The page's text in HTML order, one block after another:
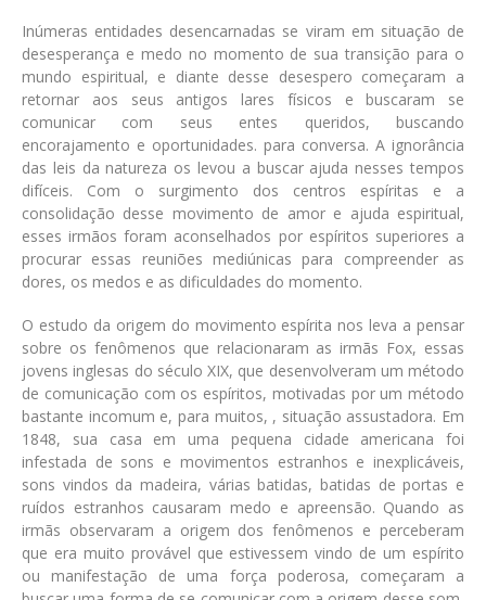
Inúmeras entidades desencarnadas se viram em situação de
desesperança e medo no momento de sua transição para o
mundo espiritual, e diante desse desespero começaram a
retornar aos seus antigos lares físicos e buscaram se
comunicar com seus entes queridos, buscando
encorajamento e oportunidades. para conversa. A ignorância
das leis da natureza os levou a buscar ajuda nesses tempos
difíceis. Com o surgimento dos centros espíritas e a
consolidação desse movimento de amor e ajuda espiritual,
esses irmãos foram aconselhados por espíritos superiores a
procurar essas reuniões mediúnicas para compreender as
dores, os medos e as dificuldades do momento.
O estudo da origem do movimento espírita nos leva a pensar
sobre os fenômenos que relacionaram as irmãs Fox, essas
jovens inglesas do século XIX, que desenvolveram um método
de comunicação com os espíritos, motivadas por um método
bastante incomum e, para muitos, , situação assustadora. Em
1848, sua casa em uma pequena cidade americana foi
infestada de sons e movimentos estranhos e inexplicáveis,
sons vindos da madeira, várias batidas, batidas de portas e
ruídos estranhos causaram medo e apreensão. Quando as
irmãs observaram a origem dos fenômenos e perceberam
que era muito provável que estivessem vindo de um espírito
ou manifestação de uma força poderosa, começaram a